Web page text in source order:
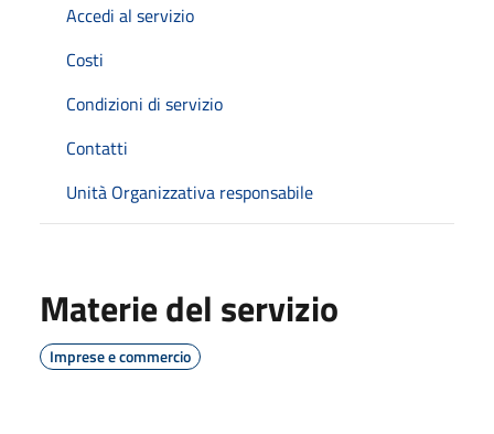
Accedi al servizio
Costi
Condizioni di servizio
Contatti
Unità Organizzativa responsabile
Materie del servizio
Imprese e commercio